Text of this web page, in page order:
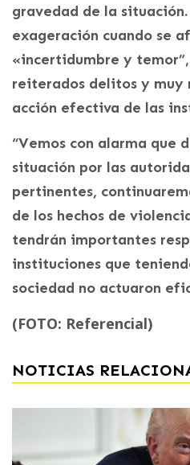
gravedad de la
exageración cuando se
«incertidumbre y
reiterados delitos y muy
acción efectiva de las
“Vemos con alarma que
situación por las
pertinentes,
de los hechos de
tendrán importantes
instituciones que
sociedad no actuaron
(FOTO: Referencial)
NOTICIAS